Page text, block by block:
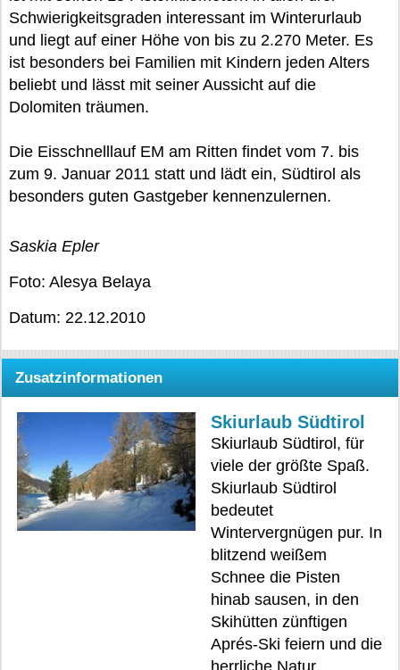
Schwierigkeitsgraden interessant im Winterurlaub
und liegt auf einer Höhe von bis zu 2.270 Meter. Es
ist besonders bei Familien mit Kindern jeden Alters
beliebt und lässt mit seiner Aussicht auf die
Dolomiten träumen.
Die Eisschnelllauf EM am Ritten findet vom 7. bis
zum 9. Januar 2011 statt und lädt ein, Südtirol als
besonders guten Gastgeber kennenzulernen.
Saskia Epler
Foto: Alesya Belaya
Datum: 22.12.2010
Zusatzinformationen
Skiurlaub Südtirol
Skiurlaub Südtirol, für
viele der größte Spaß.
Skiurlaub Südtirol
bedeutet
Wintervergnügen pur. In
blitzend weißem
Schnee die Pisten
hinab sausen, in den
Skihütten zünftigen
Aprés-Ski feiern und die
herrliche Natur